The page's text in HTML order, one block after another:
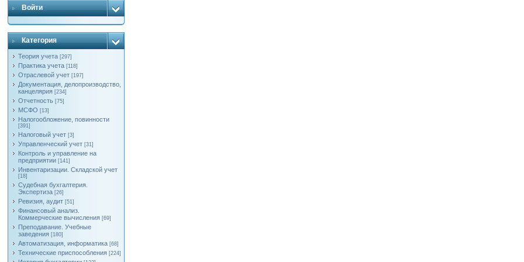
Войти
Категория
Теория учета [297]
Практика учета [118]
Отраслевой учет [197]
Документация, делопроизводство,
канцелярия [234]
Отчетность [75]
МСФО [13]
Налогообложение, повинности
[391]
Налоговый учет [3]
Управленческий учет [31]
Контроль и управление на
предприятии [141]
Инвентаризации. Складской учет
[18]
Судебная бухгалтерия.
Экспертиза [26]
Ревизия, аудит [51]
Финансовый анализ.
Коммерческие вычисления [69]
Преподавание. Учебные
заведения [180]
Автоматизация, информатика [68]
Технические приспособления [224]